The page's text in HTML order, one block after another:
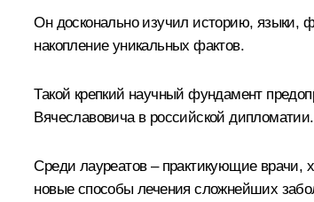
Он досконально изучил историю, языки,
накопление уникальных фактов.
Такой крепкий научный фундамент
Вячеславовича в российской дипломатии.
Среди лауреатов – практикующие
новые способы лечения сложнейших